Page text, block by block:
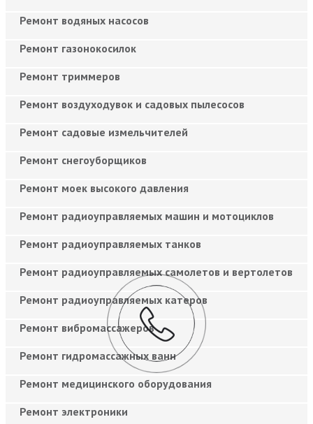
Ремонт водяных насосов
Ремонт газонокосилок
Ремонт триммеров
Ремонт воздуходувок и садовых пылесосов
Ремонт садовые измельчителей
Ремонт снегоуборщиков
Ремонт моек высокого давления
Ремонт радиоуправляемых машин и мотоциклов
Ремонт радиоуправляемых танков
Ремонт радиоуправляемых самолетов и вертолетов
Ремонт радиоуправляемых катеров
Ремонт вибромассажеров
Ремонт гидромассажных ванн
Ремонт медицинского оборудования
Ремонт электроники